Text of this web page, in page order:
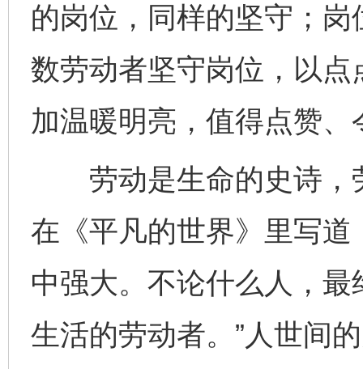
的岗位，同样的坚守；
数劳动者坚守岗位，以
加温暖明亮，值得点赞、
劳动是生命的史诗，
在《平凡的世界》里写道
中强大。不论什么人，
生活的劳动者。”人世间
完善运行机制助力责任有效落实 一纸欠